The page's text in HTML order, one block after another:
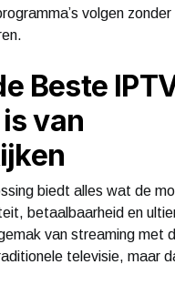
volgen
Beste
van
biedt alles wat de
betaalbaarheid en
van streaming met
televisie, maar